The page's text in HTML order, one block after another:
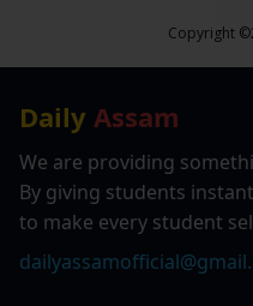
Copyright ©
Daily Assam
We are providing
By giving students
to make every student